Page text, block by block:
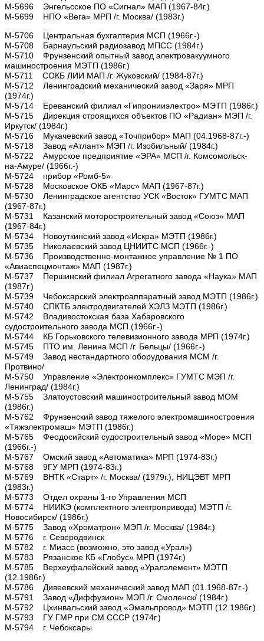
М-5696 Энгельсское ПО «Сигнал» МАП (1967-84г.)
М-5699 НПО «Вега» МРП /г. Москва/ (1983г.)
М-5706 Центральная бухгалтерия МСП (1966г.-)
М-5708 Барнаульский радиозавод МПСС (1984г.)
М-5710 Фрунзенский опытный завод электровакуумного
машиностроения МЭТП (1986г.)
М-5711 СОКБ ЛИИ МАП /г. Жуковский/ (1984-87г.)
М-5712 Ленинградский механический завод «Заря» МРП
(1974г.)
М-5714 Ереванский филиал «Гипронииэлектро» МЭТП (1986г.)
М-5715 Дирекция строящихся объектов ПО «Радиан» МЭП /г.
Иркутск/ (1984г.)
М-5716 Мукачевский завод «Точприбор» МАП (04.1968-87г.-)
М-5718 Завод «Атлант» МЭП /г. Изобильный/ (1984г.)
М-5722 Амурское предприятие «ЭРА» МСП /г. Комсомольск-
на-Амуре/ (1966г.-)
М-5724 прибор «Ромб-5»
М-5728 Московское ОКБ «Марс» МАП (1967-87г.)
М-5730 Ленинградское агентство УСК «Восток» ГУМТС МАП
(1967-87г.)
М-5731 Казанский моторостроительный завод «Союз» МАП
(1967-84г.)
М-5734 Новоуткинский завод «Искра» МЭТП (1986г.)
М-5735 Николаевский завод ЦНИИТС МСП (1966г.-)
М-5736 Производственно-монтажное управление № 1 ПО
«Авиаспецмонтаж» МАП (1987г.)
М-5737 Першинский филиал Агрегатного завода «Наука» МАП
(1987г.)
М-5739 Чебоксарский электроаппаратный завод МЭТП (1986г.)
М-5740 СПКТБ электродвигателей ХЭЛЗ МЭТП (1986г.)
М-5742 Владивостокская база Хабаровского
судостроительного завода МСП (1966г.-)
М-5744 КБ Горьковского телевизионного завода МРП (1974г.)
М-5745 ПТО им. Ленина МСП /г. Бельцы/ (1966г.-)
М-5749 Завод нестандартного оборудования МСМ /г.
Протвино/
М-5750 Управление «Электронкомплекс» ГУМТС МЭП /г.
Ленинград/ (1984г.)
М-5755 Златоустовский машиностроительный завод МОМ
(1986г.)
М-5762 Фрунзенский завод тяжелого электромашиностроения
«Тяжэлектромаш» МЭТП (1986г.)
М-5765 Феодосийский судостроительный завод «Море» МСП
(1966г.-)
М-5767 Омский завод «Автоматика» МРП (1974-83г.)
М-5768 9ГУ МРП (1974-83г.)
М-5769 ВНТК «Старт» /г. Москва/ (1979г.), НИЦЭВТ МРП
(1983г.)
М-5773 Отдел охраны 1-го Управления МСП
М-5774 НИИКЭ (комплектного электропривода) МЭТП /г.
Новосибирск/ (1986г.)
М-5775 Завод «Хроматрон» МЭП /г. Москва/ (1984г.)
М-5776 г. Северодвинск
М-5782 г. Миасс (возможно, это завод «Урал»)
М-5783 Рязанское КБ «Глобус» МРП (1974г.)
М-5785 Верхеуфалейский завод «Уралэлемент» МЭТП
(12.1986г.)
М-5786 Дивеевский механический завод МАП (01.1968-87г.-)
М-5791 Завод «Диффузион» МЭП /г. Смоленск/ (1984г.)
М-5792 Цхинвальский завод «Эмальпровод» МЭТП (12.1986г.)
М-5793 ГУ ГМР при СМ СССР (1974г.)
М-5794 г. Чебоксары